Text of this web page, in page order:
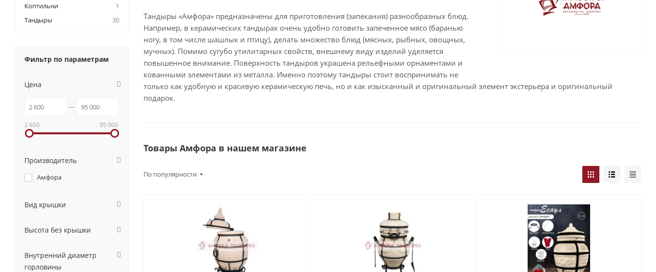
Тандыры «Амфора» предназначены для приготовления (запекания) разнообразных блюд.
Например, в керамических тандырах очень удобно готовить запеченное мясо (баранью
ногу, в том числе шашлык и птицу), делать множество блюд (мясных, рыбных, овощных,
мучных). Помимо сугубо утилитарных свойств, внешнему виду изделий уделяется
повышенное внимание. Поверхность тандыров украшена рельефными орнаментами и
кованными элементами из металла. Именно поэтому тандыры стоит воспринимать не
только как удобную и красивую керамическую печь, но и как изысканный и оригинальный элемент экстерьера и оригинальный
подарок.
Товары Амфора в нашем магазине
По популярности
Коптильни
1
Тандыры
30
Фильтр по параметрам
Цена
2 600 95 000
Производитель
Амфора
Вид крышки
Высота без крышки
Внутренний диаметр
горловины